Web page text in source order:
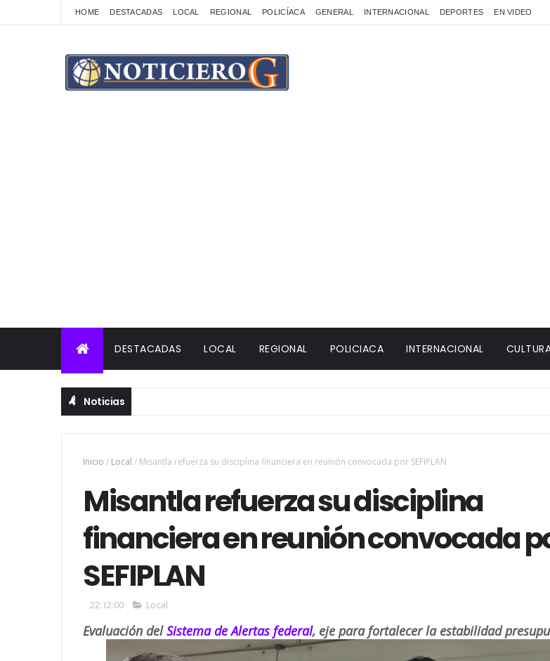
HOME DESTACADAS LOCAL REGIONAL POLICÍACA GENERAL INTERNACIONAL DEPORTES EN VIDEO
DESTACADAS LOCAL REGIONAL POLICIACA INTERNACIONAL
Noticias
Inicio / Local / Misantla refuerza su disciplina financiera en reunión convocada por SEFIPLAN
Misantla refuerza su disciplina
financiera en reunión convocada
SEFIPLAN
22:12:00 Local
Evaluación delSistema de Alertas federal, eje para fortalecer la estabilidad